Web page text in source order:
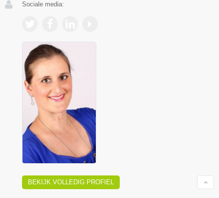
Sociale media:
BEKIJK VOLLEDIG PROFIEL